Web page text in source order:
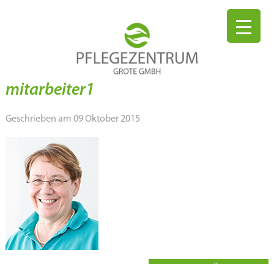
mitarbeiter1
Geschrieben am 09 Oktober 2015